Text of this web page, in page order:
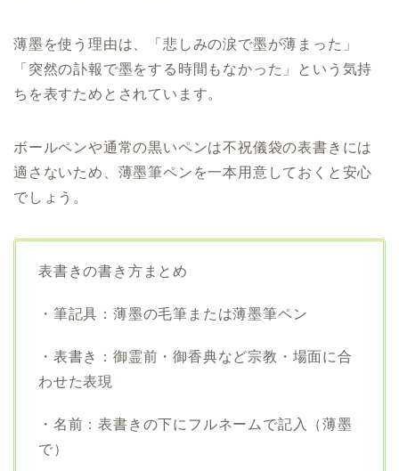
薄墨を使う理由は、「悲しみの涙で墨が薄まった」
「突然の訃報で墨をする時間もなかった」という気持
ちを表すためとされています。
ボールペンや通常の黒いペンは不祝儀袋の表書きには
適さないため、薄墨筆ペンを一本用意しておくと安心
でしょう。
表書きの書き方まとめ
・筆記具：薄墨の毛筆または薄墨筆ペン
・表書き：御霊前・御香典など宗教・場面に合
わせた表現
・名前：表書きの下にフルネームで記入（薄墨
で）